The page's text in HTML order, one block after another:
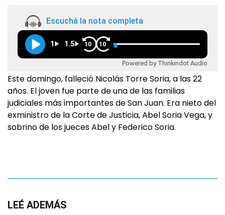
Escuchá la nota completa
1 1.5 10 10
Powered by Thinkindot Audio
Este domingo, falleció Nicolás Torre Soria, a las 22
años. El joven fue parte de una de las familias
judiciales más importantes de San Juan. Era nieto del
exministro de la Corte de Justicia, Abel Soria Vega, y
sobrino de los jueces Abel y Federico Soria.
LEÉ ADEMÁS